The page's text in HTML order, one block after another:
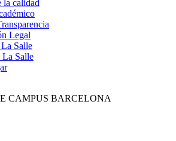
la calidad
Legal
Salle
La Salle
CAMPUS BARCELONA